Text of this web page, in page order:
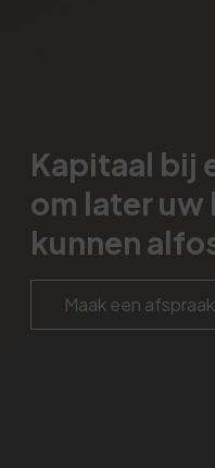
Kapitaal bij
om later
kunnen
Maak een